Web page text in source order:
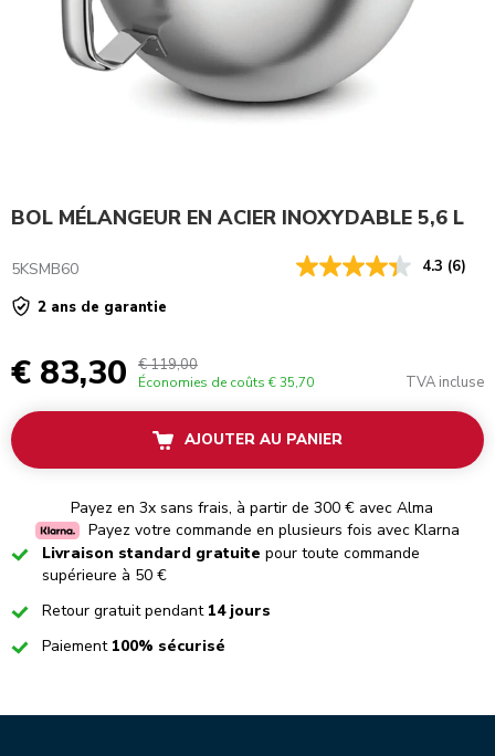
BOL MÉLANGEUR EN ACIER INOXYDABLE 5,6 L
5KSMB60 4.3 (6)
2 ans de garantie
€ 83,30 € 119,00
Économies de coûts € 35,70 TVA incluse
AJOUTER AU PANIER
Payez en 3x sans frais, à partir de 300 € avec Alma
Payez votre commande en plusieurs fois avec Klarna
CheckedLivraison standard gratuite pour toute commande
supérieure à 50 €
CheckedRetour gratuit pendant 14 jours
CheckedPaiement 100% sécurisé